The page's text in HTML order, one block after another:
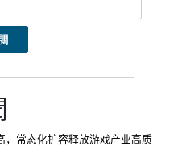
，常态化扩容释放游戏产业高质